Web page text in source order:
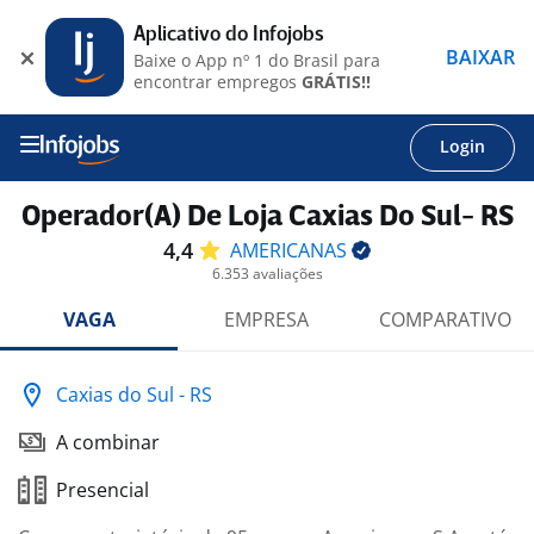
Login
Operador(A) De Loja Caxias Do Sul- RS
4,4 AMERICANAS
6.353 avaliações
VAGA EMPRESA COMPARATIVO
Caxias do Sul - RS
A combinar
Presencial
Aplicativo do Infojobs
Baixe o App nº 1 do Brasil para
encontrar empregos GRÁTIS!!
BAIXAR